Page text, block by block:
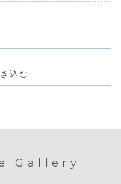
込む
Gallery